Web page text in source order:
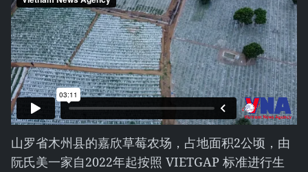
山罗省木州县的嘉欣草莓农场，占地面积2公顷，由
阮氏美一家自2022年起按照 VIETGAP 标准进行生